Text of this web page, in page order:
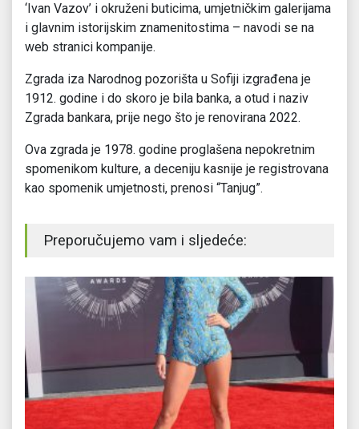
‘Ivan Vazov’ i okruženi buticima, umjetničkim galerijama
i glavnim istorijskim znamenitostima – navodi se na
web stranici kompanije.
Zgrada iza Narodnog pozorišta u Sofiji izgrađena je
1912. godine i do skoro je bila banka, a otud i naziv
Zgrada bankara, prije nego što je renovirana 2022.
Ova zgrada je 1978. godine proglašena nepokretnim
spomenikom kulture, a deceniju kasnije je registrovana
kao spomenik umjetnosti, prenosi “Tanjug”.
Preporučujemo vam i sljedeće: